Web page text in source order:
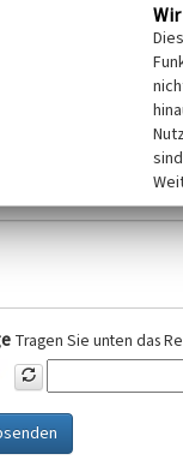
Angabe Ihres
diese
(EU-DSGVO)
Tragen Sie unten das